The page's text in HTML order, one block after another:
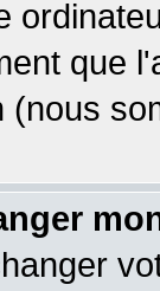
que
(nous